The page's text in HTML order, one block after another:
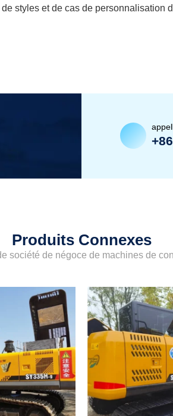
styles et de cas de personnalisation
Produits Connexes
société de négoce de machines de